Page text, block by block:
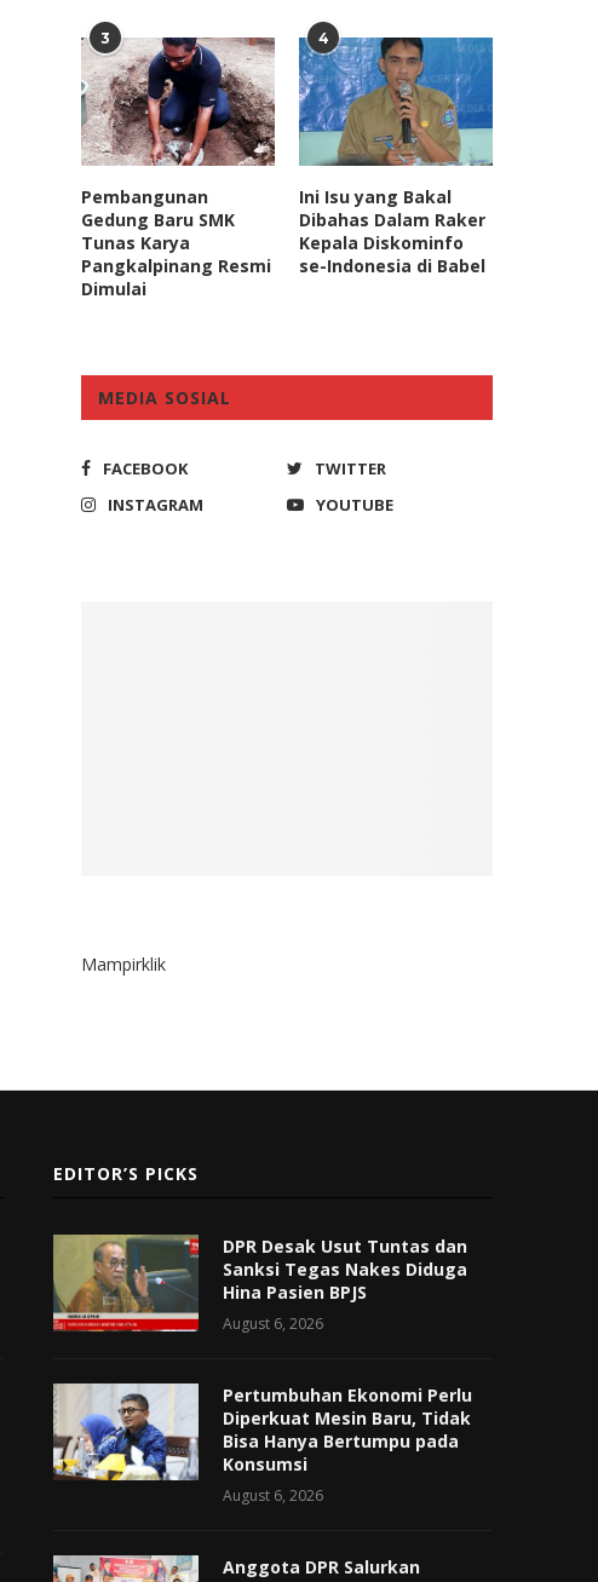
3
Pembangunan
Gedung Baru SMK
Tunas Karya
Pangkalpinang Resmi
Dimulai
4
Ini Isu yang Bakal
Dibahas Dalam Raker
Kepala Diskominfo
se-Indonesia di Babel
MEDIA SOSIAL
FACEBOOK
TWITTER
INSTAGRAM
YOUTUBE
Mampirklik
EDITOR’S PICKS
DPR Desak Usut Tuntas dan
Sanksi Tegas Nakes Diduga
Hina Pasien BPJS
August 6, 2026
Pertumbuhan Ekonomi Perlu
Diperkuat Mesin Baru, Tidak
Bisa Hanya Bertumpu pada
Konsumsi
August 6, 2026
Anggota DPR Salurkan